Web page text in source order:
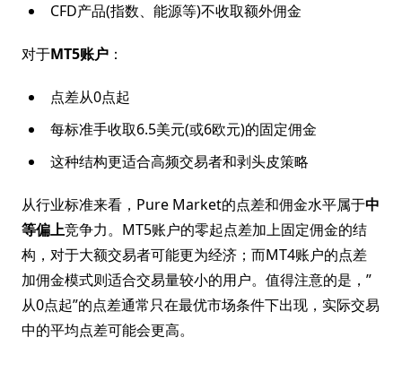
CFD产品(指数、能源等)不收取额外佣金
对于MT5账户 ：
点差从0点起
每标准手收取6.5美元(或6欧元)的固定佣金
这种结构更适合高频交易者和剥头皮策略
从行业标准来看，Pure Market的点差和佣金水平属于中
等偏上竞争力。MT5账户的零起点差加上固定佣金的结
构，对于大额交易者可能更为经济；而MT4账户的点差
加佣金模式则适合交易量较小的用户。值得注意的是，”
从0点起”的点差通常只在最优市场条件下出现，实际交易
中的平均点差可能会更高。